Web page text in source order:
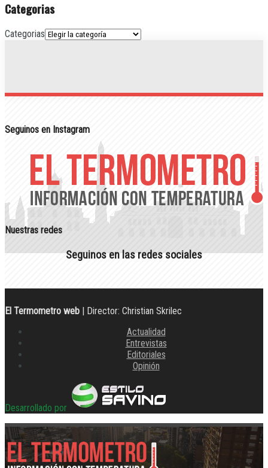
Categorias
Categorias
Seguinos en Instagram
Nuestras redes
Seguinos en las redes sociales
El Termometro web | Director: Christian Skrilec
Actualidad
Entrevistas
Editoriales
Opinión
Desarrollado por